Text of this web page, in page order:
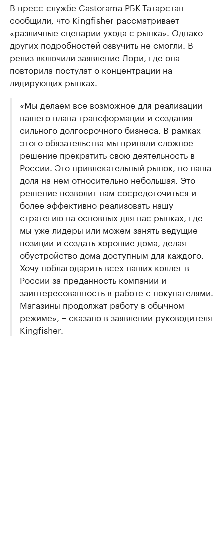
В пресс-службе Castorama РБК-Татарстан
сообщили, что Kingfisher рассматривает
«различные сценарии ухода с рынка». Однако
других подробностей озвучить не смогли. В
релиз включили заявление Лори, где она
повторила постулат о концентрации на
лидирующих рынках.
«Мы делаем все возможное для реализации
нашего плана трансформации и создания
сильного долгосрочного бизнеса. В рамках
этого обязательства мы приняли сложное
решение прекратить свою деятельность в
России. Это привлекательный рынок, но наша
доля на нем относительно небольшая. Это
решение позволит нам сосредоточиться и
более эффективно реализовать нашу
стратегию на основных для нас рынках, где
мы уже лидеры или можем занять ведущие
позиции и создать хорошие дома, делая
обустройство дома доступным для каждого.
Хочу поблагодарить всех наших коллег в
России за преданность компании и
заинтересованность в работе с покупателями.
Магазины продолжат работу в обычном
режиме», − сказано в заявлении руководителя
Kingfisher.